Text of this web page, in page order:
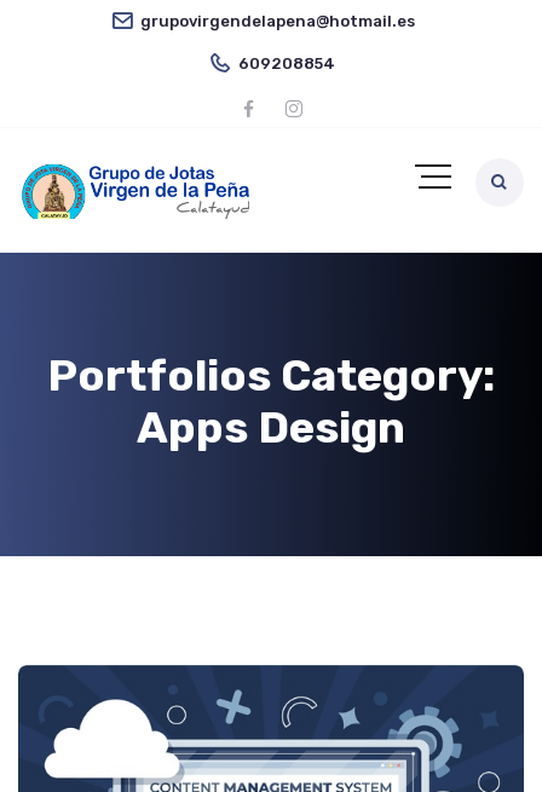
grupovirgendelapena@hotmail.es
609208854
Portfolios Category:
Apps Design